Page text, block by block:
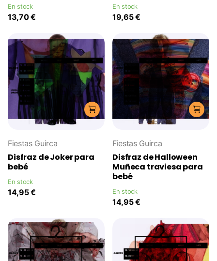
En stock
13,70 €
En stock
19,65 €
Fiestas Guirca
Disfraz de Joker para
bebé
En stock
14,95 €
Fiestas Guirca
Disfraz de Halloween
Muñeca traviesa para
bebé
En stock
14,95 €